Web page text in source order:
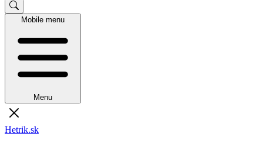
Mobile menu
Menu
Hetrik.sk